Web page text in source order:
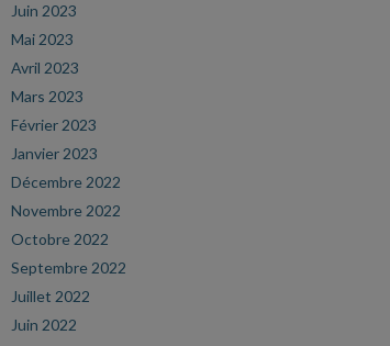
Juin 2023
Mai 2023
Avril 2023
Mars 2023
Février 2023
Janvier 2023
Décembre 2022
Novembre 2022
Octobre 2022
Septembre 2022
Juillet 2022
Juin 2022